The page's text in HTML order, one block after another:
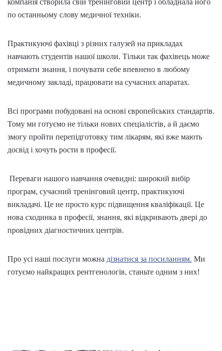
компанія створила свій тренінговий центр і обладнала його
по останньому слову медичної техніки.
Практикуючі фахівці з різних галузей на прикладах
навчають студентів нашої школи. Тільки так фахівець може
отримати знання, і почувати себе впевнено в любому
медичному закладі, працювати на сучасних апаратах.
Всі програми побудовані на основі європейських стандартів.
Тому ми готуємо не тільки нових спеціалістів, а й даємо
змогу пройти перепідготовку тим лікарям, які вже мають
досвід і хочуть рости в професії.
Переваги нашого навчання очевидні: широкий вибір
програм, сучасний тренінговий центр, практикуючі
викладачі. Це не просто курс підвищення кваліфікації. Це
нова сходинка в професії, знання, які відкривають двері до
провідних діагностичних центрів.
Про усі наші послуги можна дізнатися за посиланням. Ми
готуємо найкращих рентгенологів, станьте одним з них!